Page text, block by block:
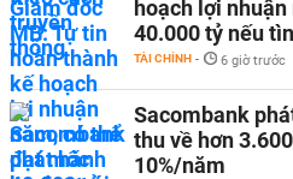
hoạch lợi
40.000 tỷ nếu
TÀI CHÍNH - 6 giờ trước
Sacombank
thu về hơn
10%/năm